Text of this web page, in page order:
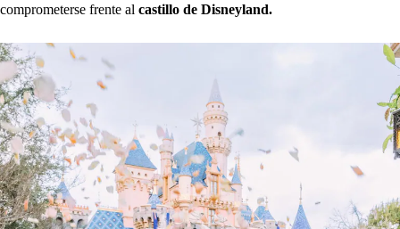
comprometerse frente al castillo de Disneyland.